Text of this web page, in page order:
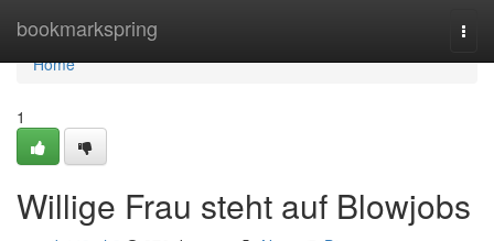
bookmarkspring
Home
Home
1
Willige Frau steht auf Blowjobs